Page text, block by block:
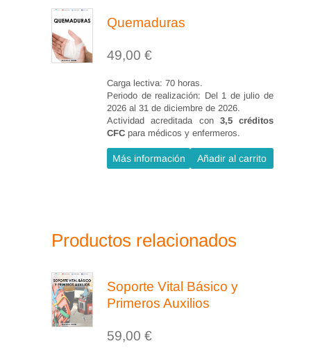
Quemaduras
49,00 €
Carga lectiva: 70 horas.
Periodo de realización: Del 1 de julio de
2026 al 31 de diciembre de 2026.
Actividad acreditada con 3,5 créditos
CFC para médicos y enfermeros.
Más información Añadir al carrito
Productos relacionados
Soporte Vital Básico y
Primeros Auxilios
59,00 €